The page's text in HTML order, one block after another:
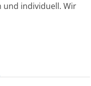
und individuell. Wir